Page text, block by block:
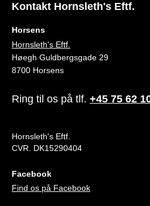
Kontakt Hornsleth's Eftf.
Horsens
Hornsleth's Eftf.
Høegh Guldbergsgade 29
8700 Horsens
Ring til os på tlf. +45 75 62
Hornsleth's Eftf.
CVR. DK15290404
Facebook
Find os på Facebook